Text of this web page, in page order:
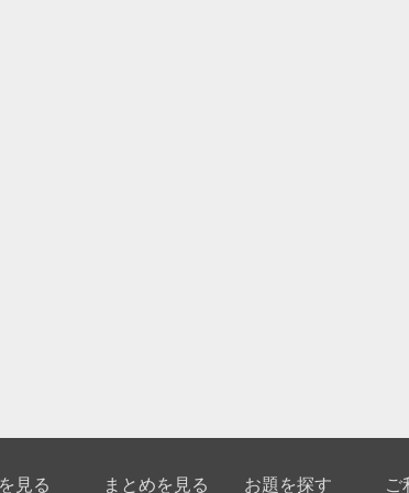
見る まとめを見る お題を探す ご